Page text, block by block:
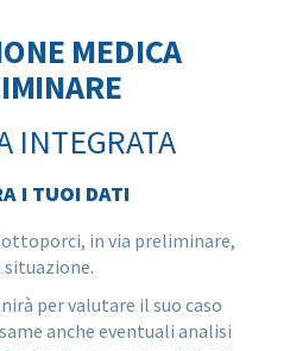
MEDICA
INTEGRATA
I TUOI DATI
in via preliminare,
situazione.
per valutare il suo caso
anche eventuali analisi